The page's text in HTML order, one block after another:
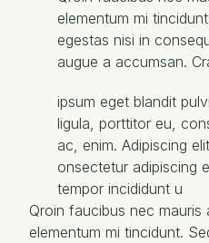
elementum mi
egestas nisi in
augue a accumsan.
ipsum eget blandit
ligula, porttitor eu,
ac, enim. Adipiscing
onsectetur adipiscing
tempor incididunt u
Qroin faucibus nec mauris
elementum mi tincidunt.